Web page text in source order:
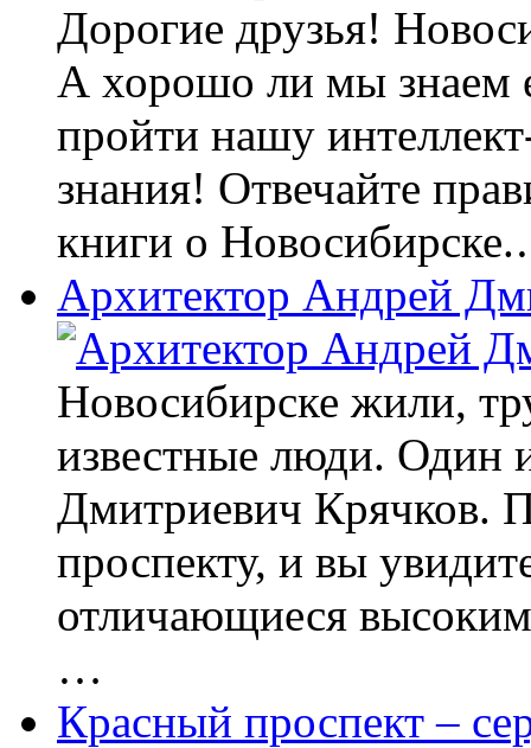
Дорогие друзья!
А хорошо ли мы знаем
пройти нашу
знания! Отвечайте
книги о
Архитектор Андрей
Новосибирске жили,
известные люди. Один
Дмитриевич Крячков.
проспекту, и вы
отличающиеся
…
Красный проспект –